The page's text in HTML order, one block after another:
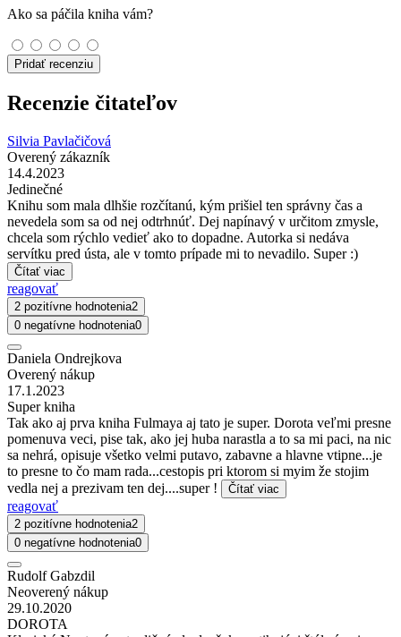
Ako sa páčila kniha vám?
Pridať recenziu
Recenzie čitateľov
Silvia Pavlačičová
Overený zákazník
14.4.2023
Jedinečné
Knihu som mala dlhšie rozčítanú, kým prišiel ten správny čas a
nevedela som sa od nej odtrhnúť. Dej napínavý v určitom zmysle,
chcela som rýchlo vedieť ako to dopadne. Autorka si nedáva
servítku pred ústa, ale v tomto prípade mi to nevadilo. Super :)
Čítať viac
reagovať
2 pozitívne hodnotenia2
0 negatívne hodnotenia0
Daniela Ondrejkova
Overený nákup
17.1.2023
Super kniha
Tak ako aj prva kniha Fulmaya aj tato je super. Dorota veľmi presne
pomenuva veci, pise tak, ako jej huba narastla a to sa mi paci, na nic
sa nehrá, opisuje všetko velmi putavo, zabavne a hlavne vtipne...je
to presne to čo mam rada...cestopis pri ktorom si myim že stojim
vedla nej a prezivam ten dej....super !
Čítať viac
reagovať
2 pozitívne hodnotenia2
0 negatívne hodnotenia0
Rudolf Gabzdil
Neoverený nákup
29.10.2020
DOROTA